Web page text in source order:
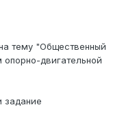
тему "Общественный
двигательной
задание